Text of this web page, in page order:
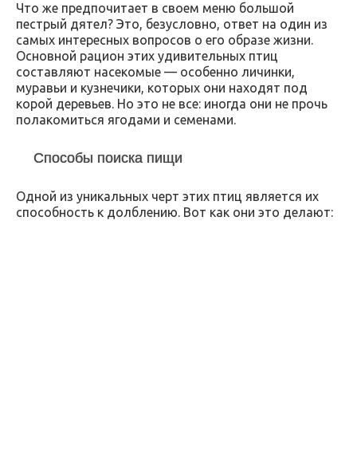
Что же предпочитает в своем меню большой
пестрый дятел? Это, безусловно, ответ на один из
самых интересных вопросов о его образе жизни.
Основной рацион этих удивительных птиц
составляют насекомые — особенно личинки,
муравьи и кузнечики, которых они находят под
корой деревьев. Но это не все: иногда они не прочь
полакомиться ягодами и семенами.
Способы поиска пищи
Одной из уникальных черт этих птиц является их
способность к долблению. Вот как они это делают: